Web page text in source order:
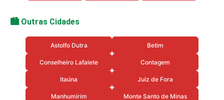
🏙️ Outras Cidades
Astolfo Dutra Betim
Conselheiro Lafaiete Contagem
Itaúna Juiz de Fora
Manhumirim Monte Santo de Minas